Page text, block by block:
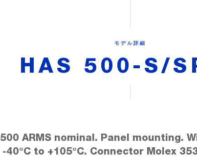
モデル詳細
HAS 500-S/
500 ARMS nominal. Panel mounting.
-40°C to +105°C. Connector Molex